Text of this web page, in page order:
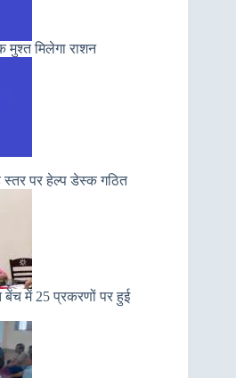
मिलेगा राशन
पर हेल्प डेस्क गठित
बेंच में 25 प्रकरणों पर हुई